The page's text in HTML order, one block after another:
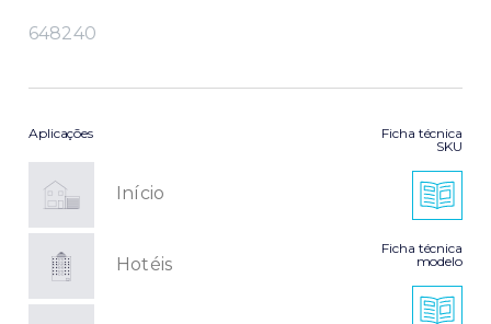
648240
Aplicações
Início
Hotéis
Ficha técnica
SKU
Ficha técnica
modelo